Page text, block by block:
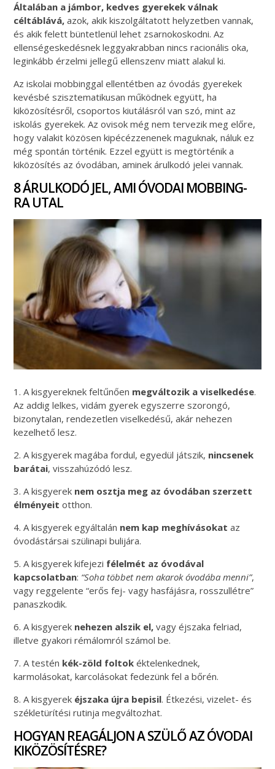
Általában a jámbor, kedves gyerekek válnak
céltáblává, azok, akik kiszolgáltatott helyzetben vannak,
és akik felett büntetlenül lehet zsarnokoskodni. Az
ellenségeskedésnek leggyakrabban nincs racionális oka,
leginkább érzelmi jellegű ellenszenv miatt alakul ki.
Az iskolai mobbinggal ellentétben az óvodás gyerekek
kevésbé szisztematikusan működnek együtt, ha
kiközösítésről, csoportos kiutálásról van szó, mint az
iskolás gyerekek. Az ovisok még nem tervezik meg előre,
hogy valakit közösen kipécézzenenek maguknak, náluk ez
még spontán történik. Ezzel együtt is megtörténik a
kiközösítés az óvodában, aminek árulkodó jelei vannak.
8 ÁRULKODÓ JEL, AMI ÓVODAI MOBBING-
RA UTAL
1. A kisgyereknek feltűnően megváltozik a viselkedése.
Az addig lelkes, vidám gyerek egyszerre szorongó,
bizonytalan, rendezetlen viselkedésű, akár nehezen
kezelhető lesz.
2. A kisgyerek magába fordul, egyedül játszik, nincsenek
barátai, visszahúzódó lesz.
3. A kisgyerek nem osztja meg az óvodában szerzett
élményeit otthon.
4. A kisgyerek egyáltalán nem kap meghívásokataz
óvodástársai szülinapi bulijára.
5. A kisgyerek kifejezi félelmét az óvodával
kapcsolatban: “Soha többet nem akarok óvodába menni”,
vagy reggelente “erős fej- vagy hasfájásra, rosszullétre”
panaszkodik.
6. A kisgyerek nehezen alszik el, vagy éjszaka felriad,
illetve gyakori rémálomról számol be.
7. A testén kék-zöld foltokéktelenkednek,
karmolásokat, karcolásokat fedezünk fel a bőrén.
8. A kisgyerek éjszaka újra bepisil. Étkezési, vizelet- és
székletürítési rutinja megváltozhat.
HOGYAN REAGÁLJON A SZÜLŐ AZ ÓVODAI
KIKÖZÖSÍTÉSRE?